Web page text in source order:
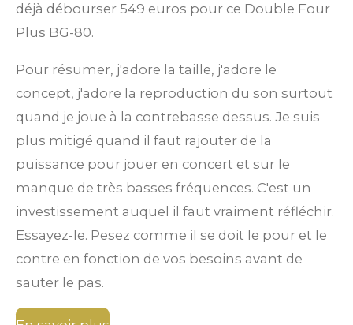
déjà débourser 549 euros pour ce Double Four
Plus BG-80.
Pour résumer, j'adore la taille, j'adore le
concept, j'adore la reproduction du son surtout
quand je joue à la contrebasse dessus. Je suis
plus mitigé quand il faut rajouter de la
puissance pour jouer en concert et sur le
manque de très basses fréquences. C'est un
investissement auquel il faut vraiment réfléchir.
Essayez-le. Pesez comme il se doit le pour et le
contre en fonction de vos besoins avant de
sauter le pas.